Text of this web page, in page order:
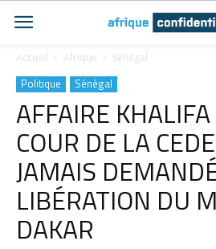
Accueil Afrique Sénégal
Politique Sénégal
AFFAIRE
COUR DE LA
JAMAIS
LIBÉRATION DU
DAKAR